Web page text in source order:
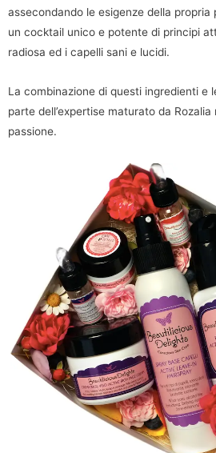
assecondando le esigenze della
un cocktail unico e potente di principi
radiosa ed i capelli sani e lucidi.
La combinazione di questi ingredienti e
parte dell’expertise maturato da
passione.